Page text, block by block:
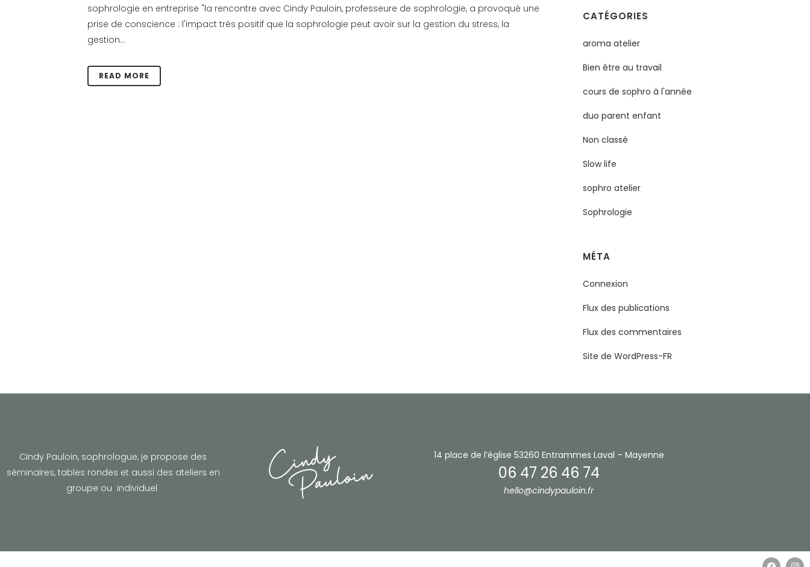
sophrologie en entreprise "la rencontre avec Cindy Pauloin, professeure de sophrologie, a provoqué une
prise de conscience : l'impact très positif que la sophrologie peut avoir sur la gestion du stress, la
gestion...
READ MORE
CATÉGORIES
aroma atelier
Bien être au travail
cours de sophro à l'année
duo parent enfant
Non classé
Slow life
sophro atelier
Sophrologie
MÉTA
Connexion
Flux des publications
Flux des commentaires
Site de WordPress-FR
Cindy Pauloin, sophrologue, je propose des
séminaires, tables rondes et aussi des ateliers en
groupe ou individuel
14 place de l’église 53260 Entrammes Laval – Mayenne
06 47 26 46 74
hello@cindypauloin.fr